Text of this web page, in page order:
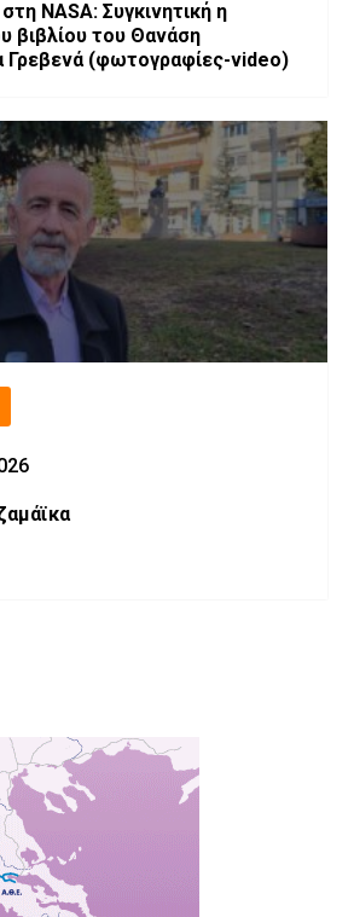
NASA: Συγκινητική η
βιβλίου του Θανάση
Γρεβενά (φωτογραφίες-video)